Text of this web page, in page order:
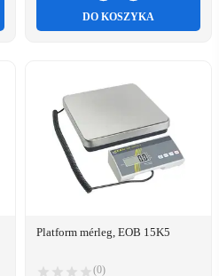
DO KOSZYKA
Platform mérleg, EOB 15K5
(0)